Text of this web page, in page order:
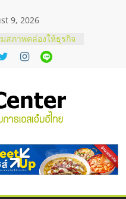
9, 2026
ในไทยที่ไหนดี?
ให้คุ้มค่าและตอบ
กาสบริหารสถานี
นไชส์ยอนนี่
ภาพสูง พร้อม
ละเสียง